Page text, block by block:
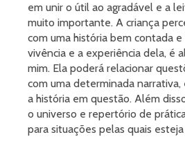
em unir o útil ao agradável e a
muito importante. A criança
com uma história bem contada
vivência e a experiência dela, é
mim. Ela poderá relacionar
com uma determinada
a história em questão. Além
o universo e repertório de
para situações pelas quais